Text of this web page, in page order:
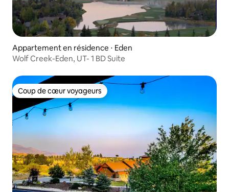
Appartement en résidence ⋅ Eden
Wolf Creek-Eden, UT- 1 BD Suite
Coup de cœur voyageurs
Coup de cœur voyageurs